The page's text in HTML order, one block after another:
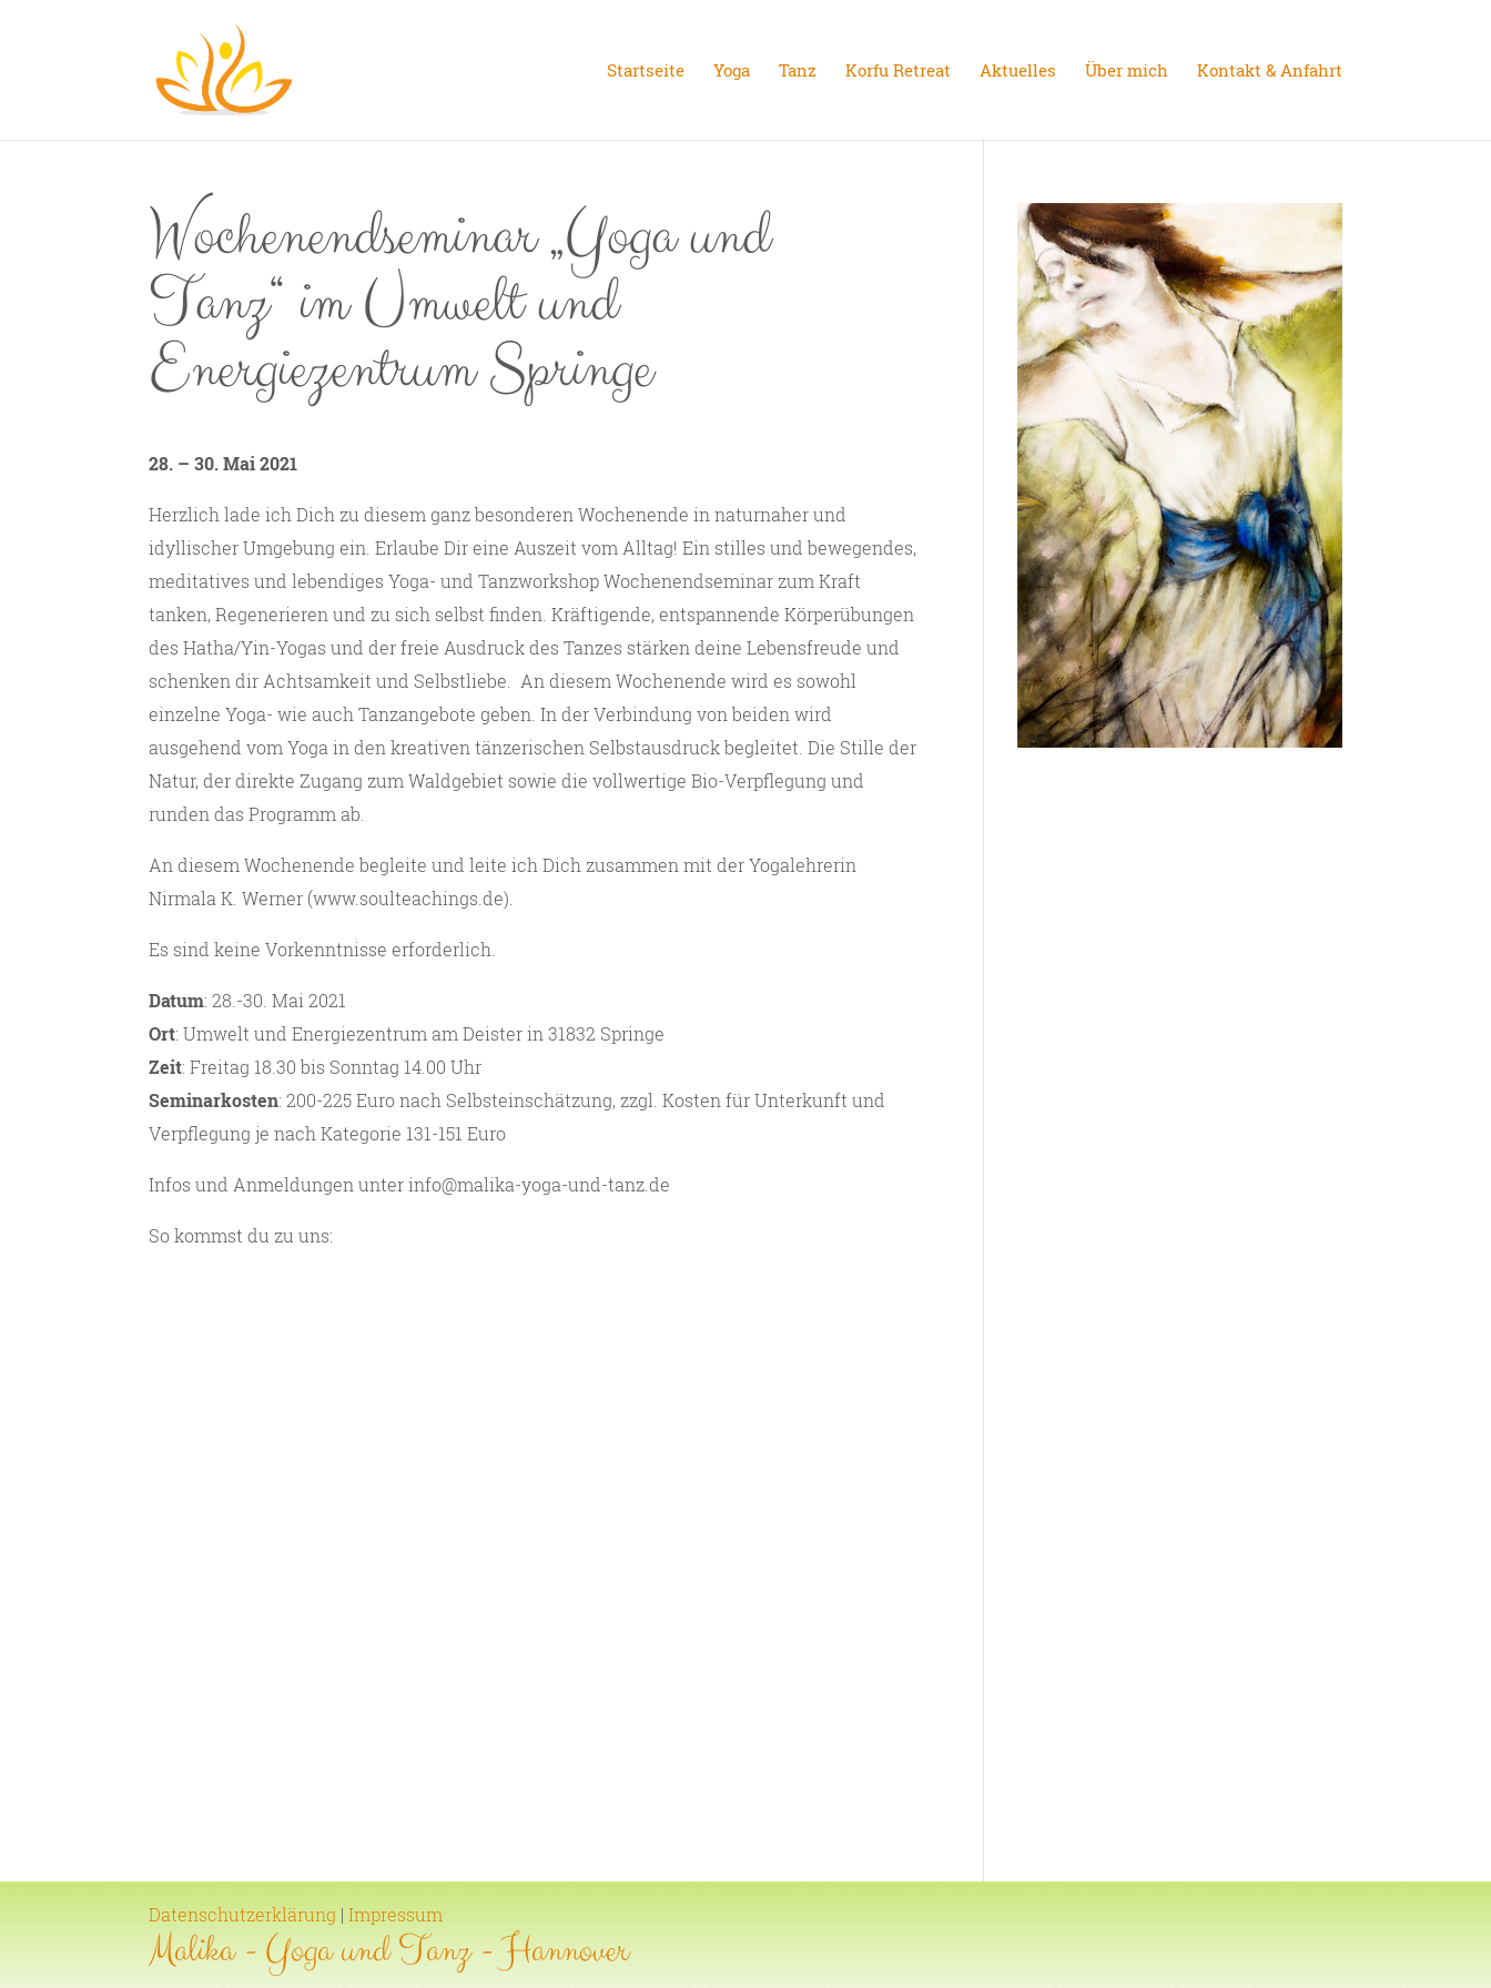
Startseite Yoga Tanz Korfu Retreat Aktuelles Über mich Kontakt & Anfahrt
Wochenendseminar „Yoga und
Tanz“ im Umwelt und
Energiezentrum Springe
28. – 30. Mai 2021
Herzlich lade ich Dich zu diesem ganz besonderen Wochenende in naturnaher und
idyllischer Umgebung ein. Erlaube Dir eine Auszeit vom Alltag! Ein stilles und bewegendes,
meditatives und lebendiges Yoga- und Tanzworkshop Wochenendseminar zum Kraft
tanken, Regenerieren und zu sich selbst finden. Kräftigende, entspannende Körperübungen
des Hatha/Yin-Yogas und der freie Ausdruck des Tanzes stärken deine Lebensfreude und
schenken dir Achtsamkeit und Selbstliebe. An diesem Wochenende wird es sowohl
einzelne Yoga- wie auch Tanzangebote geben. In der Verbindung von beiden wird
ausgehend vom Yoga in den kreativen tänzerischen Selbstausdruck begleitet. Die Stille der
Natur, der direkte Zugang zum Waldgebiet sowie die vollwertige Bio-Verpflegung und
runden das Programm ab.
An diesem Wochenende begleite und leite ich Dich zusammen mit der Yogalehrerin
Nirmala K. Werner (www.soulteachings.de).
Es sind keine Vorkenntnisse erforderlich.
Datum: 28.-30. Mai 2021
Ort: Umwelt und Energiezentrum am Deister in 31832 Springe
Zeit: Freitag 18.30 bis Sonntag 14.00 Uhr
Seminarkosten: 200-225 Euro nach Selbsteinschätzung, zzgl. Kosten für Unterkunft und
Verpflegung je nach Kategorie 131-151 Euro
Infos und Anmeldungen unter info@malika-yoga-und-tanz.de
So kommst du zu uns:
Datenschutzerklärung |Impressum
Malika - Yoga und Tanz - Hannover